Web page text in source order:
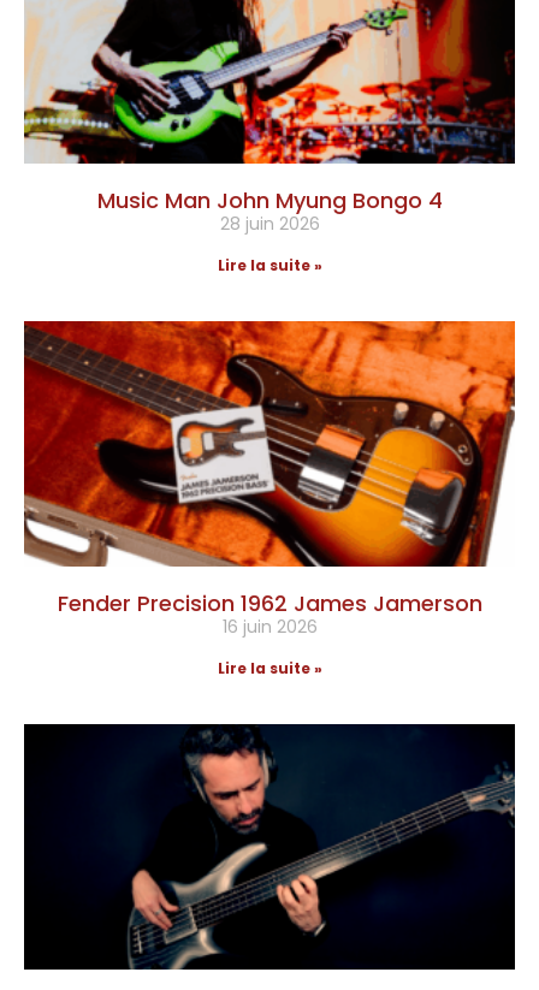
Music Man John Myung Bongo 4
28 juin 2026
Lire la suite »
Fender Precision 1962 James Jamerson
16 juin 2026
Lire la suite »